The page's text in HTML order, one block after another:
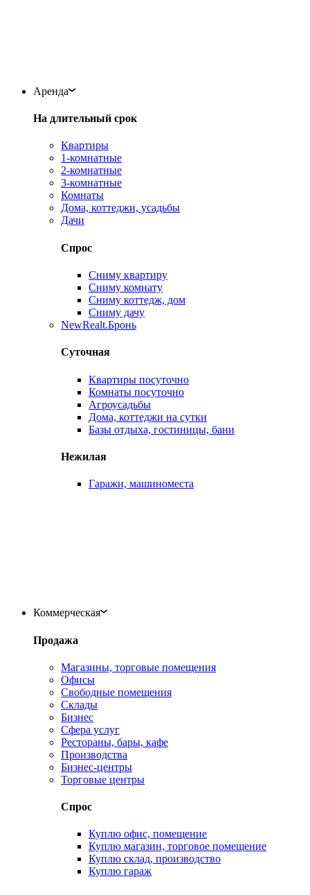
Аренда
На длительный срок
Квартиры
1-комнатные
2-комнатные
3-комнатные
Комнаты
Дома, коттеджи, усадьбы
Дачи
Спрос
Сниму квартиру
Сниму комнату
Сниму коттедж, дом
Сниму дачу
NewRealt.Бронь
Суточная
Квартиры посуточно
Комнаты посуточно
Агроусадьбы
Дома, коттеджи на сутки
Базы отдыха, гостиницы, бани
Нежилая
Гаражи, машиноместа
Коммерческая
Продажа
Магазины, торговые помещения
Офисы
Свободные помещения
Склады
Бизнес
Сфера услуг
Рестораны, бары, кафе
Производства
Бизнес-центры
Торговые центры
Спрос
Куплю офис, помещение
Куплю магазин, торговое помещение
Куплю склад, производство
Куплю гараж